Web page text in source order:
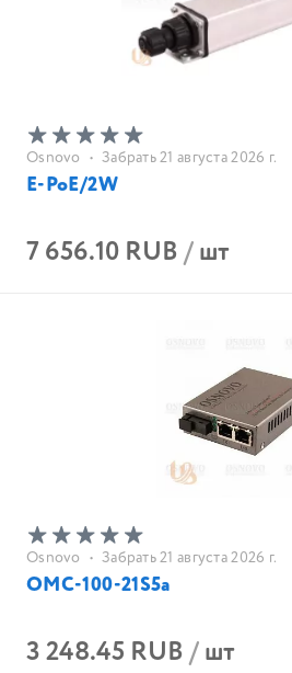
Osnovo • Забрать 21 августа 2026 г.
E-PoE/2W
7 656.10 RUB/шт
Osnovo • Забрать 21 августа 2026 г.
OMC-100-21S5a
3 248.45 RUB/шт